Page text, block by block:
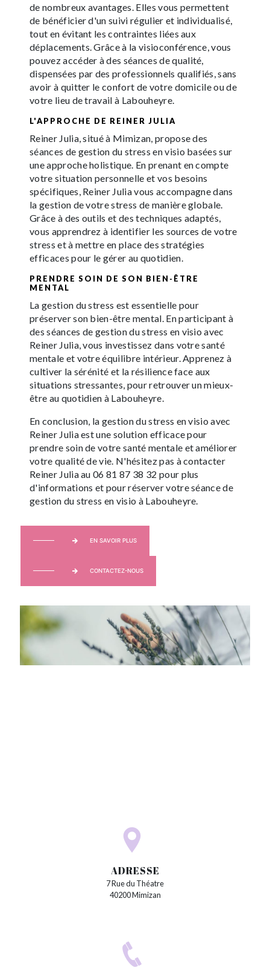
de nombreux avantages. Elles vous permettent
de bénéficier d'un suivi régulier et individualisé,
tout en évitant les contraintes liées aux
déplacements. Grâce à la visioconférence, vous
pouvez accéder à des séances de qualité,
dispensées par des professionnels qualifiés, sans
avoir à quitter le confort de votre domicile ou de
votre lieu de travail à Labouheyre.
L'APPROCHE DE REINER JULIA
Reiner Julia, situé à Mimizan, propose des
séances de gestion du stress en visio basées sur
une approche holistique. En prenant en compte
votre situation personnelle et vos besoins
spécifiques, Reiner Julia vous accompagne dans
la gestion de votre stress de manière globale.
Grâce à des outils et des techniques adaptés,
vous apprendrez à identifier les sources de votre
stress et à mettre en place des stratégies
efficaces pour le gérer au quotidien.
PRENDRE SOIN DE SON BIEN-ÊTRE
MENTAL
La gestion du stress est essentielle pour
préserver son bien-être mental. En participant à
des séances de gestion du stress en visio avec
Reiner Julia, vous investissez dans votre santé
mentale et votre équilibre intérieur. Apprenez à
cultiver la sérénité et la résilience face aux
situations stressantes, pour retrouver un mieux-
être au quotidien à Labouheyre.
En conclusion, la gestion du stress en visio avec
Reiner Julia est une solution efficace pour
prendre soin de votre santé mentale et améliorer
votre qualité de vie. N'hésitez pas à contacter
Reiner Julia au 06 81 87 38 32 pour plus
d'informations et pour réserver votre séance de
gestion du stress en visio à Labouheyre.
EN SAVOIR PLUS
CONTACTEZ-NOUS
ADRESSE
7 Rue du Théatre
40200 Mimizan